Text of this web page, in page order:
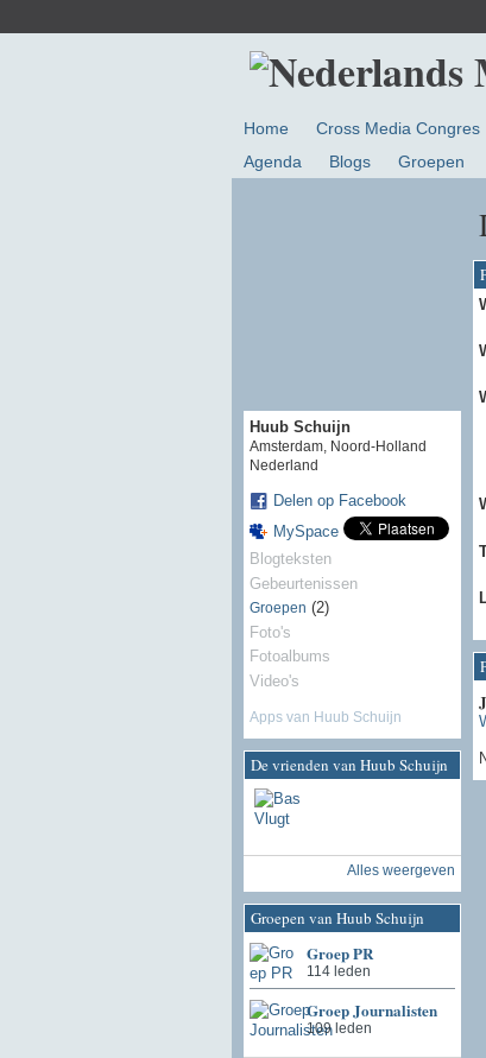
Home Cross Media Congres
Agenda
Blogs Groepen
Huub Schuijn
Amsterdam, Noord-Holland
Nederland
Delen op Facebook
MySpace
Blogteksten
Gebeurtenissen
Groepen (2)
Foto's
Fotoalbums
Video's
Apps van Huub Schuijn
De vrienden van Huub Schuijn
Alles weergeven
Groepen van Huub Schuijn
Groep PR
114 leden
Groep Journalisten
109 leden